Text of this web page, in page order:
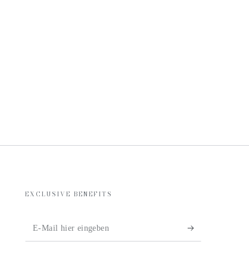
EXCLUSIVE BENEFITS
E-
Mail